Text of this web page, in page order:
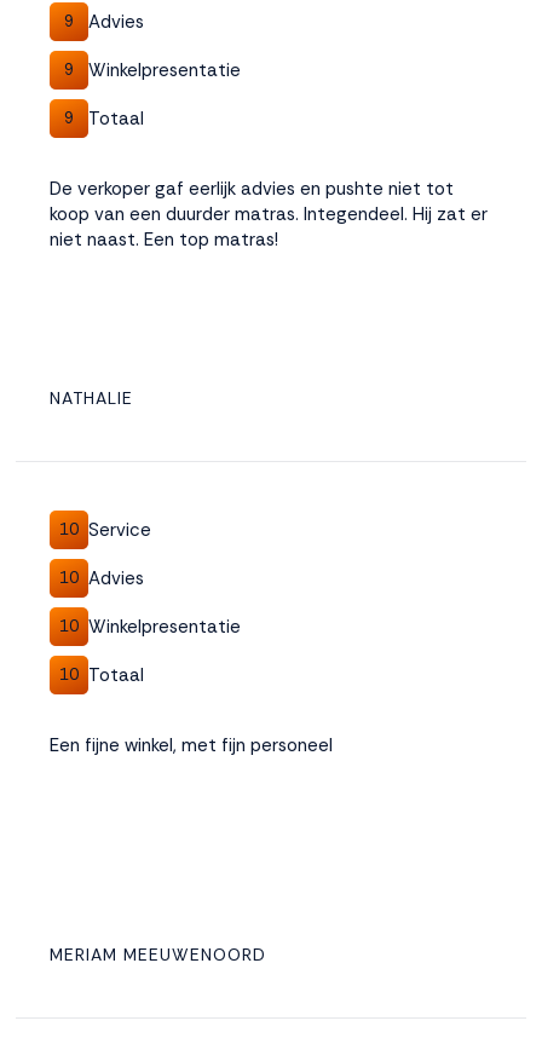
9 Advies
9 Winkelpresentatie
9 Totaal
De verkoper gaf eerlijk advies en pushte niet tot
koop van een duurder matras. Integendeel. Hij zat er
niet naast. Een top matras!
NATHALIE
10 Service
10 Advies
10 Winkelpresentatie
10 Totaal
Een fijne winkel, met fijn personeel
MERIAM MEEUWENOORD